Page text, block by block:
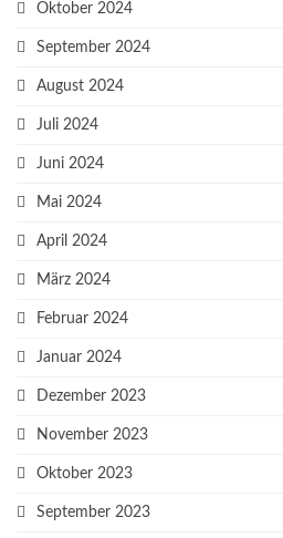
Oktober 2024
September 2024
August 2024
Juli 2024
Juni 2024
Mai 2024
April 2024
März 2024
Februar 2024
Januar 2024
Dezember 2023
November 2023
Oktober 2023
September 2023